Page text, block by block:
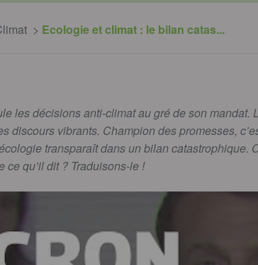
Ecologie et climat : le bilan catas...
les décisions anti-climat au gré de son mandat.
discours vibrants. Champion des promesses,
transparaît dans un bilan catastrophique.
ce qu’il dit ? Traduisons-le !